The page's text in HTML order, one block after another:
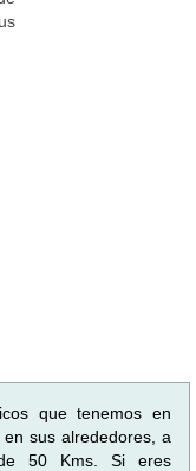
que tenemos en
en sus alrededores, a
50 Kms. Si eres